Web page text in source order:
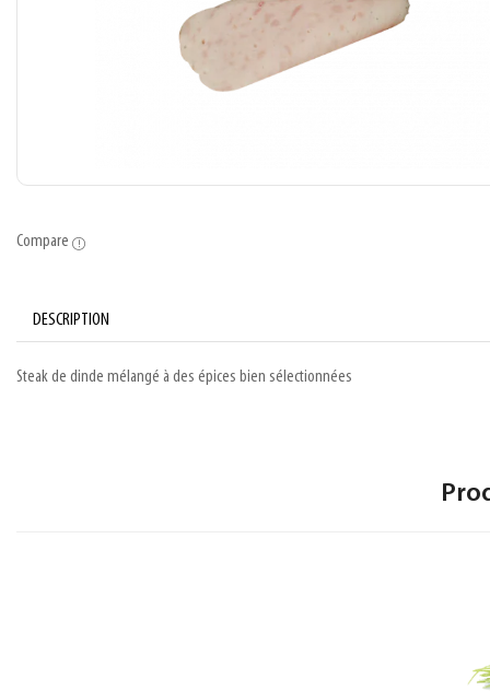
Compare
DESCRIPTION
Steak de dinde mélangé à des épices bien sélectionnées